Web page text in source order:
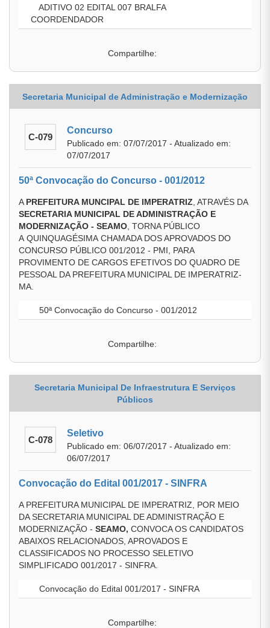
ADITIVO 02 EDITAL 007 BRALFA
COORDENDADOR
Compartilhe:
Secretaria Municipal de Administração e Modernização
C-079
Concurso
Publicado em: 07/07/2017 - Atualizado em:
07/07/2017
50ª Convocação do Concurso - 001/2012
A PREFEITURA MUNCIPAL DE IMPERATRIZ , ATRAVÉS DA
SECRETARIA MUNICIPAL DE ADMINISTRAÇÃO E
MODERNIZAÇÃO - SEAMO , TORNA PÚBLICO
A QUINQUAGÉSIMA CHAMADA DOS APROVADOS DO
CONCURSO PÚBLICO 001/2012 - PMI, PARA
PROVIMENTO DE CARGOS EFETIVOS DO QUADRO DE
PESSOAL DA PREFEITURA MUNICIPAL DE IMPERATRIZ-
MA.
50ª Convocação do Concurso - 001/2012
Compartilhe:
Secretaria Municipal De Infraestrutura E Serviços
Públicos
C-078
Seletivo
Publicado em: 06/07/2017 - Atualizado em:
06/07/2017
Convocação do Edital 001/2017 - SINFRA
A PREFEITURA MUNICIPAL DE IMPERATRIZ, POR MEIO
DA SECRETARIA MUNICIPAL DE ADMINISTRAÇÃO E
MODERNIZAÇÃO - SEAMO, CONVOCA OS CANDIDATOS
ABAIXOS RELACIONADOS, APROVADOS E
CLASSIFICADOS NO PROCESSO SELETIVO
SIMPLIFICADO 001/2017 - SINFRA.
Convocação do Edital 001/2017 - SINFRA
Compartilhe: